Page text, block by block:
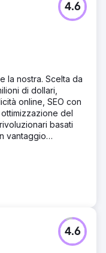
4.6
la nostra. Scelta da
di dollari,
online, SEO con
del
basati
vantaggio
4.6